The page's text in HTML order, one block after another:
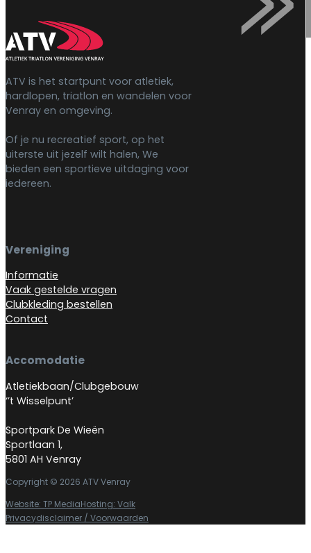
ATV is het startpunt voor atletiek,
hardlopen, triatlon en wandelen voor
Venray en omgeving.
Of je nu recreatief sport, op het
uiterste uit jezelf wilt halen, We
bieden een sportieve uitdaging voor
iedereen.
Vereniging
Informatie
Vaak gestelde vragen
Clubkleding bestellen
Contact
Accomodatie
Atletiekbaan/Clubgebouw
‘’t Wisselpunt’
Sportpark De Wieën
Sportlaan 1,
5801 AH Venray
Copyright © 2026 ATV Venray
Website: TP MediaHosting: Valk
Privacydisclaimer / Voorwaarden